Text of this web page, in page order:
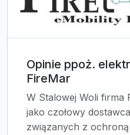
Opinie ppoż.
FireMar
W Stalowej Woli firma
jako czołowy
związanych z